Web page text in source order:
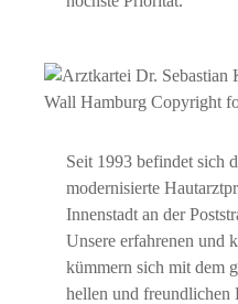
Seit 1993 befindet sich
modernisierte
Innenstadt an der
Unsere erfahrenen und
kümmern sich mit dem
hellen und freundlichen